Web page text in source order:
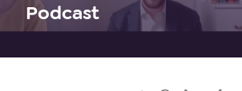
Podcast